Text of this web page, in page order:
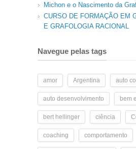
Michon e o Nascimento da
CURSO DE FORMAÇÃO EM
E GRAFOLOGIA RACIONAL
Navegue pelas tags
amor Argentina auto
auto desenvolvimento bem
bert hellinger ciência
coaching comportamento